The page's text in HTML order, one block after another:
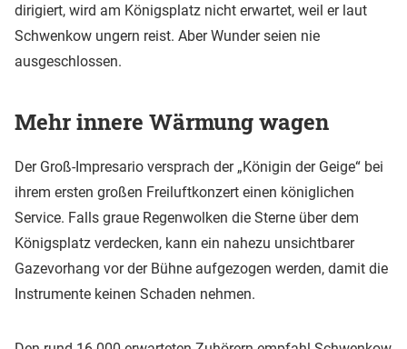
dirigiert, wird am Königsplatz nicht erwartet, weil er laut
Schwenkow ungern reist. Aber Wunder seien nie
ausgeschlossen.
Mehr innere Wärmung wagen
Der Groß-Impresario versprach der „Königin der Geige“ bei
ihrem ersten großen Freiluftkonzert einen königlichen
Service. Falls graue Regenwolken die Sterne über dem
Königsplatz verdecken, kann ein nahezu unsichtbarer
Gazevorhang vor der Bühne aufgezogen werden, damit die
Instrumente keinen Schaden nehmen.